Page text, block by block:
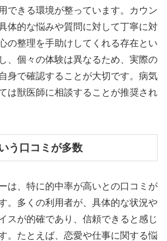
できる環境が整っています。カウン
体的な悩みや質問に対して丁寧に対
の整理を手助けしてくれる存在とい
、個々の体験は異なるため、実際の
身で確認することが大切です。病気
は獣医師に相談することが推奨され
う口コミが多数
は、特に的中率が高いとの口コミが
。多くの利用者が、具体的な状況や
スが的確であり、信頼できると感じ
。たとえば、恋愛や仕事に関する悩